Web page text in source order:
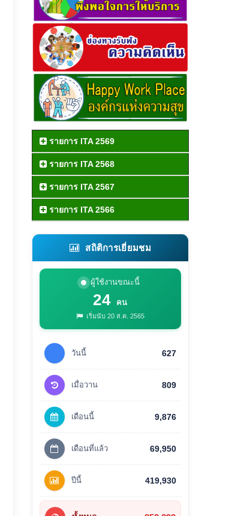
รายการ ITA 2569
รายการ ITA 2568
รายการ ITA 2567
รายการ ITA 2566
สถิติการเยี่ยมชม
ผู้ใช้งานขณะนี้
24 คน
เริ่มนับ 20 ส.ค. 2565
วันนี้ 627
เมื่อวาน 809
เดือนนี้ 9,876
เดือนที่แล้ว 69,950
ปีนี้ 419,930